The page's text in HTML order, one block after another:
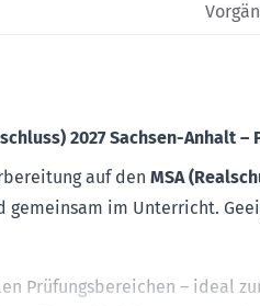
2027 Sachsen-Anhalt –
auf den MSA (
gemeinsam im Unterricht.
Prüfungsbereichen – ideal